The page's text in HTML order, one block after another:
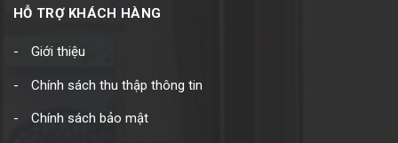
HỖ TRỢ KHÁCH HÀNG
Giới thiệu
Chính sách thu thập thông tin
Chính sách bảo mật